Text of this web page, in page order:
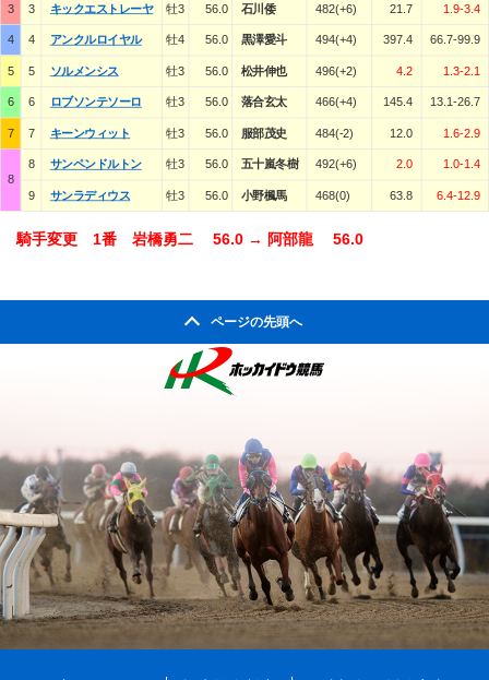
3 3 キックエストレーヤ 牡3 56.0 石川倭 482(+6) 21.7 1.9-3.4
4 4 アンクルロイヤル 牡4 56.0 黒澤愛斗 494(+4) 397.4 66.7-99.9
5 5 ソルメンシス 牡3 56.0 松井伸也 496(+2) 4.2 1.3-2.1
6 6 ロブソンテソーロ 牡3 56.0 落合玄太 466(+4) 145.4 13.1-26.7
7 7 キーンウィット 牡3 56.0 服部茂史 484(-2) 12.0 1.6-2.9
8
8 サンペンドルトン 牡3 56.0 五十嵐冬樹 492(+6) 2.0 1.0-1.4
9 サンラディウス 牡3 56.0 小野楓馬 468(0) 63.8 6.4-12.9
騎手変更 1番 岩橋勇二 56.0 → 阿部龍 56.0
ページの先頭へ